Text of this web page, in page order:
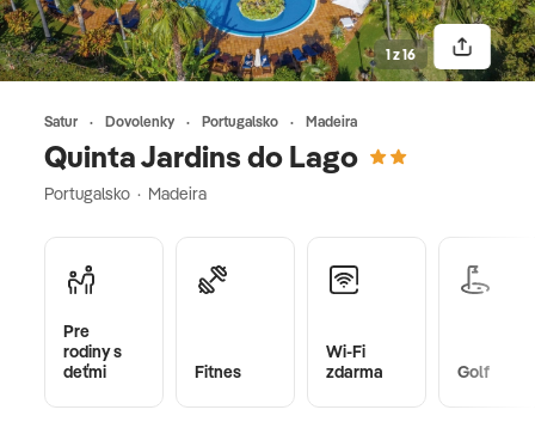
Satur Dovolenky Portugalsko Madeira
Quinta Jardins do Lago
Portugalsko · Madeira
1 z 16
Pre
rodiny s
deťmi
Fitnes
Wi-Fi
zdarma
Golf